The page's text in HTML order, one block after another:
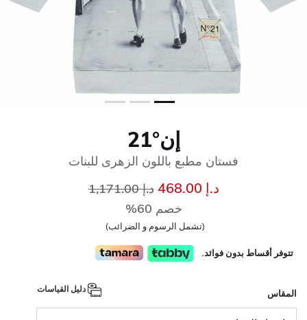
إن°21
فستان مطبع باللون الزهرى للبنات
د.إ 468.00 سعر مخفض مند.إ 1,171.00
خصم 60%
(تشمل الرسوم و الضرائب)
تتوفر أقساط بدون فوائد.
المقاس